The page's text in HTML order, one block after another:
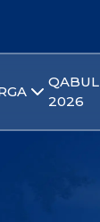
QABUL
2026